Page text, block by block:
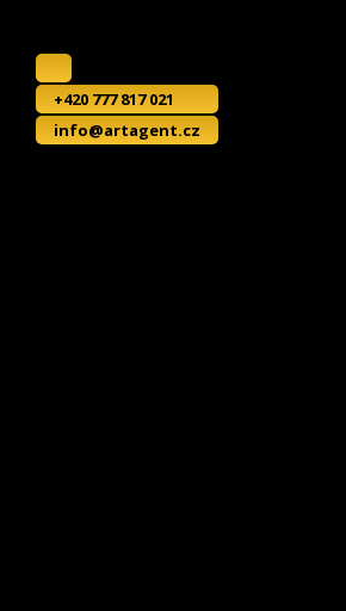
+420 777 817 021
info@artagent.cz